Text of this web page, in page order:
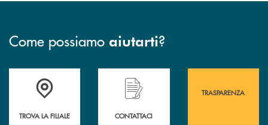
Come possiamo aiutarti?
Accedi all' elenco completo&nbsp; delle&nbsp; filiali&nbsp; di Banca
TROVA LA FILIALE
Hai bisogno di assistenza immediata?
CONTATTACI
TRASPARENZA